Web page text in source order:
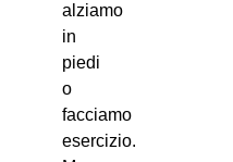
alziamo
in
piedi
o
facciamo
esercizio.